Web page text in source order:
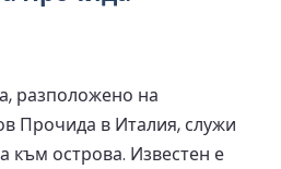
разположено на
Прочида в Италия, служи
към острова. Известен е